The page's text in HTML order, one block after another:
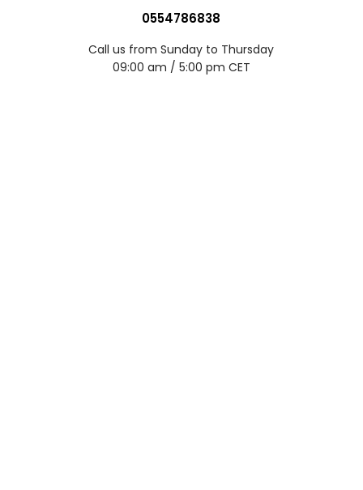
0554786838
Call us from Sunday to Thursday
09:00 am / 5:00 pm CET